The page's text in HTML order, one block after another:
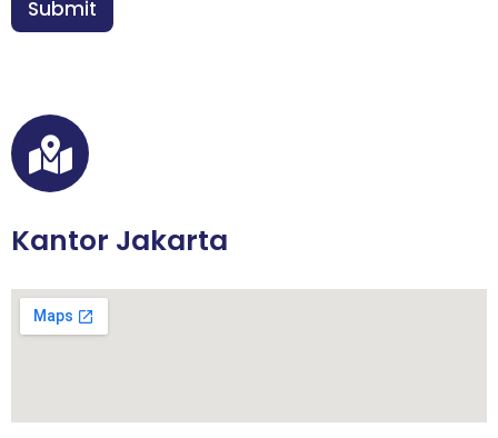
W
u
t
u
n
*
Submit
Kantor Jakarta